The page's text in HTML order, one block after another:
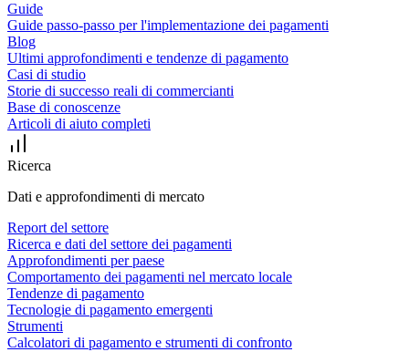
Guide
Guide passo-passo per l'implementazione dei pagamenti
Blog
Ultimi approfondimenti e tendenze di pagamento
Casi di studio
Storie di successo reali di commercianti
Base di conoscenze
Articoli di aiuto completi
Ricerca
Dati e approfondimenti di mercato
Report del settore
Ricerca e dati del settore dei pagamenti
Approfondimenti per paese
Comportamento dei pagamenti nel mercato locale
Tendenze di pagamento
Tecnologie di pagamento emergenti
Strumenti
Calcolatori di pagamento e strumenti di confronto